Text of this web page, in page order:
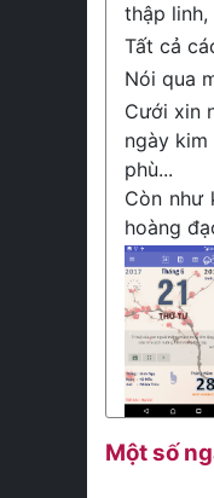
thập
Tất cả
Nói qua
Cưới xin
ngày
phù...
Còn như
hoàng
Một số